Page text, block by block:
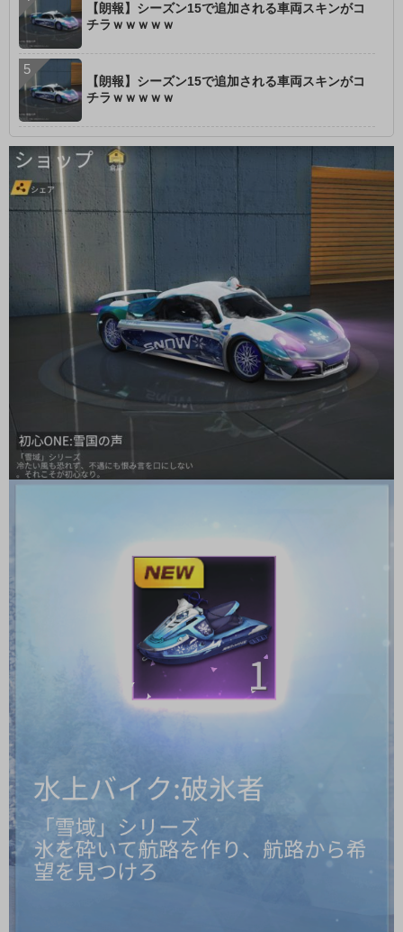
【朗報】シーズン15で追加される車両スキンがコ
チラｗｗｗｗｗ
【朗報】シーズン15で追加される車両スキンがコ
チラｗｗｗｗｗ